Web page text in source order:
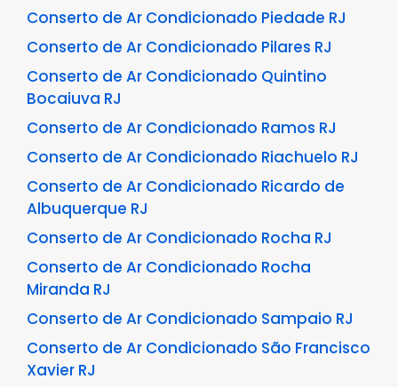
Conserto de Ar Condicionado Piedade RJ
Conserto de Ar Condicionado Pilares RJ
Conserto de Ar Condicionado Quintino
Bocaiuva RJ
Conserto de Ar Condicionado Ramos RJ
Conserto de Ar Condicionado Riachuelo RJ
Conserto de Ar Condicionado Ricardo de
Albuquerque RJ
Conserto de Ar Condicionado Rocha RJ
Conserto de Ar Condicionado Rocha
Miranda RJ
Conserto de Ar Condicionado Sampaio RJ
Conserto de Ar Condicionado São Francisco
Xavier RJ